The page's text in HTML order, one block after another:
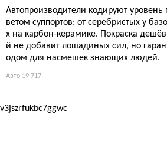
Автопроизводители кодируют уровень
ветом суппортов: от серебристых у
х на карбон-керамике. Покраска
й не добавит лошадиных сил, но
одом для насмешек знающих людей.
Авто 19 717
v3jszrfukbc7ggwc